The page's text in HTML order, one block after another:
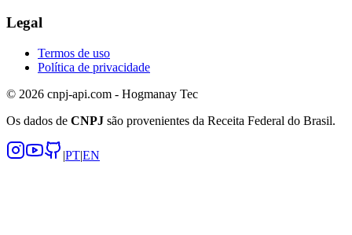
Legal
Termos de uso
Política de privacidade
© 2026 cnpj-api.com - Hogmanay Tec
Os dados de CNPJ são provenientes da Receita Federal do Brasil.
|PT|EN